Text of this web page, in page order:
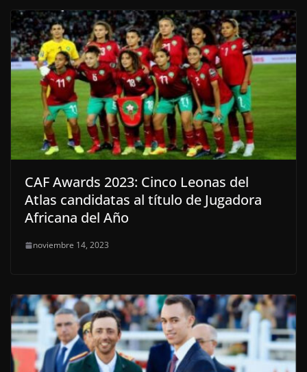
CAF Awards 2023: Cinco Leonas del
Atlas candidatas al título de Jugadora
Africana del Año
noviembre 14, 2023